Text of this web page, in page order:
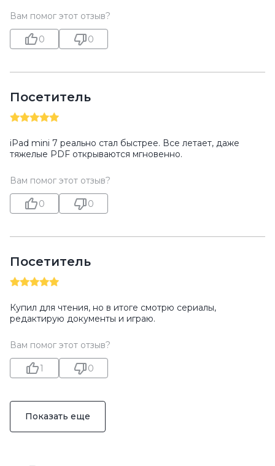
Вам помог этот отзыв?
0 0
Посетитель
iPad mini 7 реально стал быстрее. Все летает, даже
тяжелые PDF открываются мгновенно.
Вам помог этот отзыв?
0 0
Посетитель
Купил для чтения, но в итоге смотрю сериалы,
редактирую документы и играю.
Вам помог этот отзыв?
1 0
Показать еще